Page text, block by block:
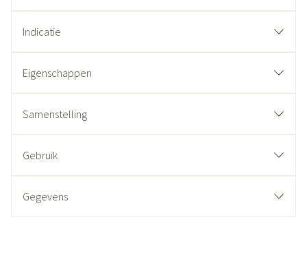
Indicatie
Eigenschappen
Samenstelling
Gebruik
Gegevens